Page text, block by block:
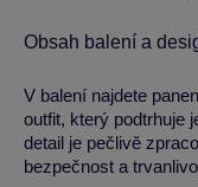
Obsah balení a
V balení najdete
outfit, který podtrhuje
detail je pečlivě
bezpečnost a